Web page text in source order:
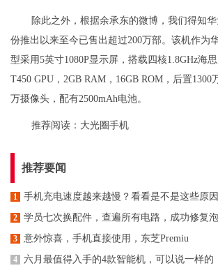
除此之外，根据余承东的微博，我们得知华
份推出以来至今已售出超过200万部。该机作为
型采用5英寸1080P显示屏，搭载四核1.8GHz海
T450 GPU，2GB RAM，16GB ROM，后置1300
万摄像头，配有2500mAh电池。
推荐阅读： 大光圈手机
推荐要闻
1 手机充电速度越来越慢？看看是不是这些原因
2 学员七次换配件，查遍所有电路，成功修复泡
3 意外惊喜，手机直接使用，东芝Premiu
4 六月最值得入手的4款智能机，可以说一样的